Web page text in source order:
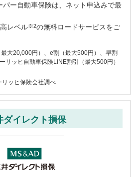
パー自動車保険は、ネット申込みで最
レベル※2の無料ロードサービスをご
大20,000円）、e割（最大500円）、早割
リッヒ自動車保険LINE割引（最大500円）
ッヒ保険会社調べ
ダイレクト損保